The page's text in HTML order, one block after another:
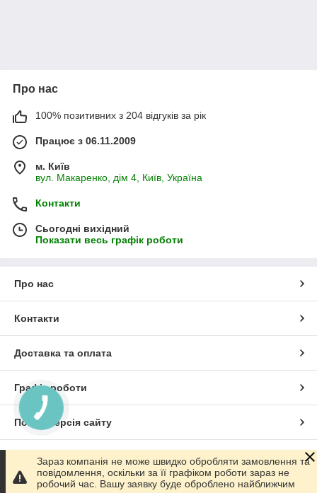
Про нас
100% позитивних з 204 відгуків за рік
Працює з 06.11.2009
м. Київ
вул. Макаренко, дім 4, Київ, Україна
Контакти
Сьогодні вихідний
Показати весь графік роботи
Про нас
Контакти
Доставка та оплата
Графік роботи
Повна версія сайту
Сайт створено на маркетплейсіProm.ua
Зараз компанія не може швидко обробляти замовлення та
повідомлення, оскільки за її графіком роботи зараз не
робочий час. Вашу заявку буде оброблено найближчим